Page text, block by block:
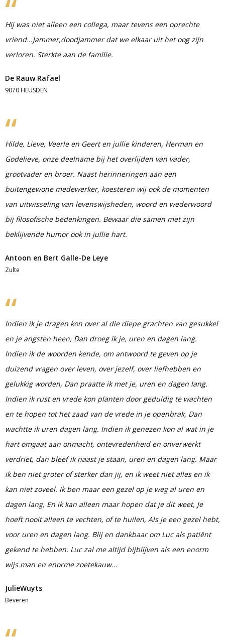
Hij was niet alleen een collega, maar tevens een oprechte
vriend...Jammer,doodjammer dat we elkaar uit het oog zijn
verloren. Sterkte aan de familie.
De Rauw Rafael
9070 HEUSDEN
Hilde, Lieve, Veerle en Geert en jullie kinderen, Herman en
Godelieve, onze deelname bij het overlijden van vader,
grootvader en broer. Naast herinneringen aan een
buitengewone medewerker, koesteren wij ook de momenten
van uitwisseling van levenswijsheden, woord en wederwoord
bij filosofische bedenkingen. Bewaar die samen met zijn
beklijvende humor ook in jullie hart.
Antoon en Bert Galle-De Leye
Zulte
Indien ik je dragen kon over al die diepe grachten van gesukkel
en je angsten heen, Dan droeg ik je, uren en dagen lang.
Indien ik de woorden kende, om antwoord te geven op je
duizend vragen over leven, over jezelf, over liefhebben en
gelukkig worden, Dan praatte ik met je, uren en dagen lang.
Indien ik rust en vrede kon planten door geduldig te wachten
en te hopen tot het zaad van de vrede in je openbrak, Dan
wachtte ik uren dagen lang. Indien ik genezen kon al wat in je
hart omgaat aan onmacht, ontevredenheid en onverwerkt
verdriet, dan bleef ik naast je staan, uren en dagen lang. Maar
ik ben niet groter of sterker dan jij, en ik weet niet alles en ik
kan niet zoveel. Ik ben maar een gezel op je weg al uren en
dagen lang, En ik kan alleen maar hopen dat je dit weet, Je
hoeft nooit alleen te vechten, of te huilen, Als je een gezel hebt,
voor uren en dagen lang. Blij en dankbaar om Luc als patiënt
gekend te hebben. Luc zal me altijd bijblijven als een enorm
wijs man en enorme zoetekauw...
JulieWuyts
Beveren